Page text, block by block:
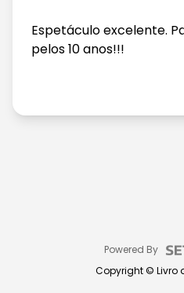
Espetáculo excelente.
pelos 10 anos!!!
Powered By
Copyright © Livro